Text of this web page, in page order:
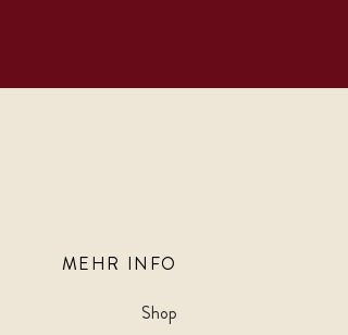
MEHR INFO
Shop